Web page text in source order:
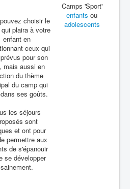
choisir le
plaira à votre
enfant en
ceux qui
pour son
mais aussi en
du thème
du camp qui
ses goûts.
les séjours
sont
et ont pour
permettre aux
de s'épanouir
se développer
sainement.
Camps 'Sport'
enfants ou
adolescents